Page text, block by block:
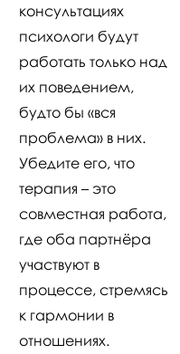
консультациях
психологи будут
работать только над
их поведением,
будто бы «вся
проблема» в них.
Убедите его, что
терапия – это
совместная работа,
где оба партнёра
участвуют в
процессе, стремясь
к гармонии в
отношениях.